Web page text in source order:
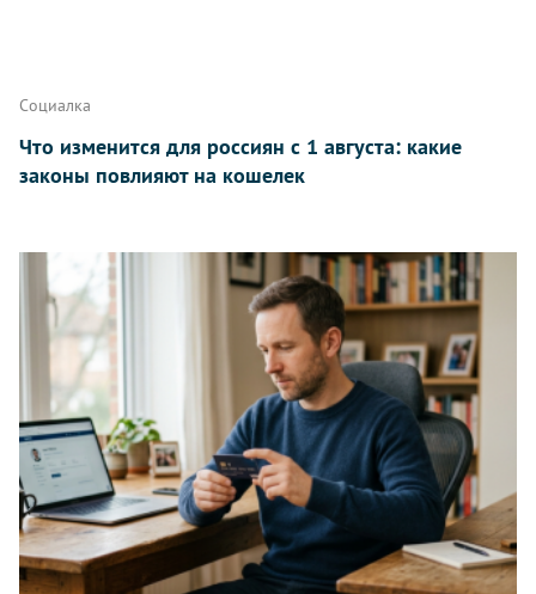
Социалка
Что изменится для россиян с 1 августа: какие
законы повлияют на кошелек